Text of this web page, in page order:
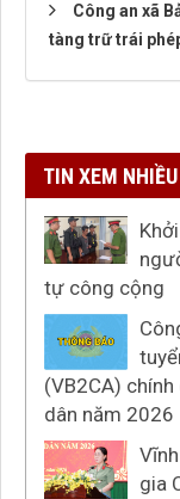
Công an xã
tàng trữ trái
TIN XEM NHIỀU
tự công cộng
(VB2CA)
dân năm 2026
gia